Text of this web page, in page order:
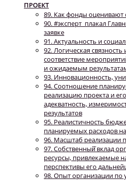
ПРОЕКТ
89. Как фонды
90. #эксперт_плакал
заявке
91. Актуальность и
92. Логическая
соответствие
и ожидаемым
93. Инновационность,
94. Соотношение
реализацию проекта и
адекватность,
результатов
95. Реалистичность
планируемых расходов
96. Масштаб реализации
97. Собственный̆ вклад
ресурсы, привлекаемые
перспективы его
98. Опыт организации по